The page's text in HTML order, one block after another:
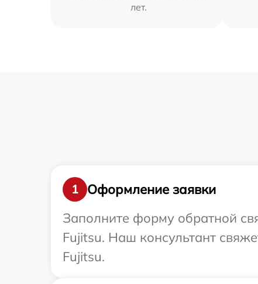
лет.
1
Оформление заявки
Заполните форму обратной
Fujitsu. Наш консультант
Fujitsu.